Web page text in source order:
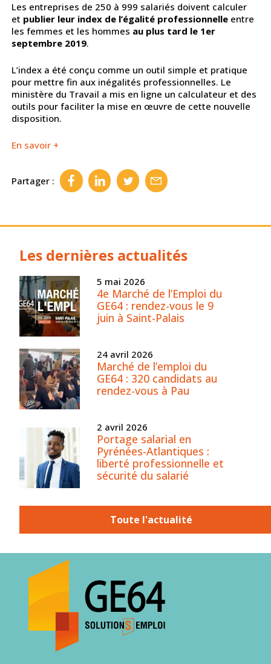
Les entreprises de 250 à 999 salariés doivent calculer
et publier leur index de l’égalité professionnelleentre
les femmes et les hommes au plus tard le 1er
septembre 2019.
L’index a été conçu comme un outil simple et pratique
pour mettre fin aux inégalités professionnelles. Le
ministère du Travail a mis en ligne un calculateur et des
outils pour faciliter la mise en œuvre de cette nouvelle
disposition.
En savoir +
Partager :
Les dernières actualités
5 mai 2026
4e Marché de l’Emploi du
GE64 : rendez-vous le 9
juin à Saint-Palais
24 avril 2026
Marché de l’emploi du
GE64 : 320 candidats au
rendez-vous à Pau
2 avril 2026
Portage salarial en
Pyrénées-Atlantiques :
liberté professionnelle et
sécurité du salarié
Toute l'actualité